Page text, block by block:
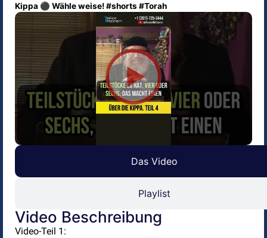
Kippa ⚫ Wähle weise! #shorts #Torah
Das Video
Playlist
Video Beschreibung
Video-Teil 1: